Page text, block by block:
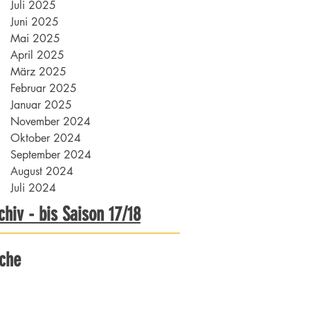
Juli 2025
Juni 2025
Mai 2025
April 2025
März 2025
Februar 2025
Januar 2025
November 2024
Oktober 2024
September 2024
August 2024
Juli 2024
- bis Saison 17/18